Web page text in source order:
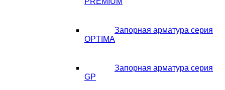
Запорная арматура серия
OPTIMA
Запорная арматура серия
GP